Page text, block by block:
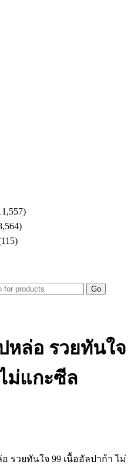
Go
ล่อ รวยทันใจ
ม่แกะซีล
รวยทันใจ 99 เนื้ออัลปาก้า ไม่